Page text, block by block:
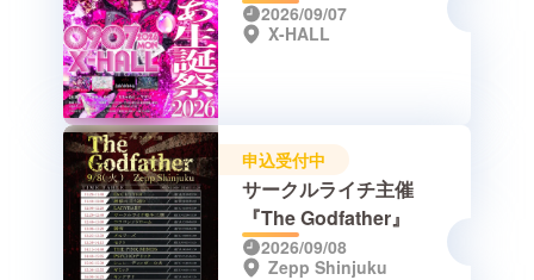
2026/09/07
X-HALL
申込受付中
サークルライチ主催
『The Godfather』
2026/09/08
Zepp Shinjuku